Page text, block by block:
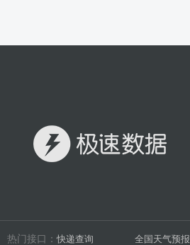
热门接口： 快递查询 全国天气预报